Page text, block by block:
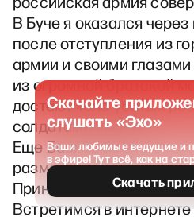
В Буче я оказался
после отступления из
армии и своими глазами
из огромной братской
достают тела убитых
солдатами людей.
Еще Басманный суд на 4
размещать публикации
Принимаю
Встретимся в
Скачайте
слушать «Эхо»
Ваши любимые ведущие и
в эфире! Тут всё, как на
Скачать